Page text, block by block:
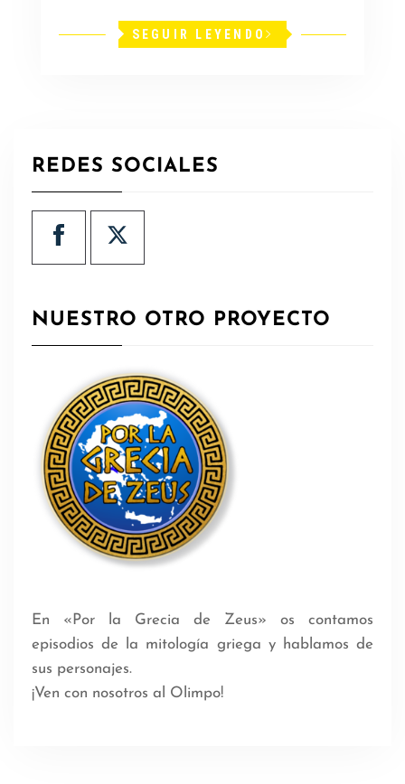
SEGUIR LEYENDO
REDES SOCIALES
NUESTRO OTRO PROYECTO
En «Por la Grecia de Zeus» os contamos
episodios de la mitología griega y hablamos de
sus personajes.
¡Ven con nosotros al Olimpo!